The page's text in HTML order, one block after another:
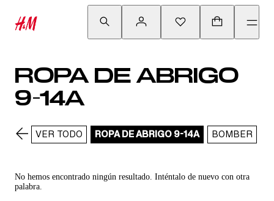
ROPA DE ABRIGO
9-14A
VER TODO ROPA DE ABRIGO 9-14A BOMBER
No hemos encontrado ningún resultado. Inténtalo de nuevo con otra
palabra.